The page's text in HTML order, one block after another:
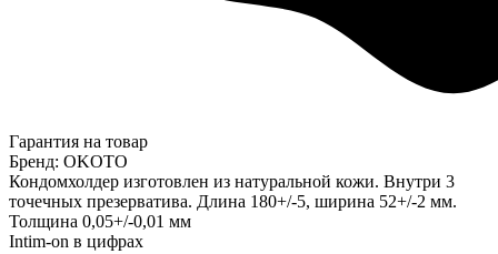
Гарантия на товар
Бренд: OKOTO
Кондомхолдер изготовлен из натуральной кожи. Внутри 3
точечных презерватива. Длина 180+/-5, ширина 52+/-2 мм.
Толщина 0,05+/-0,01 мм
Intim-on в цифрах